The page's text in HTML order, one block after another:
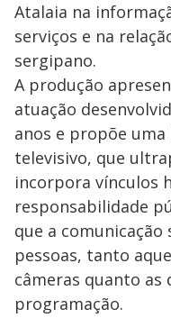
Atalaia na
serviços e na
sergipano.
A produção
atuação
anos e propõe
televisivo, que
incorpora vínculos
responsabilidade
que a
pessoas, tanto
câmeras quanto as
programação.